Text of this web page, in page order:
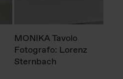
MONIKA Tavolo
Fotografo: Lorenz
Sternbach